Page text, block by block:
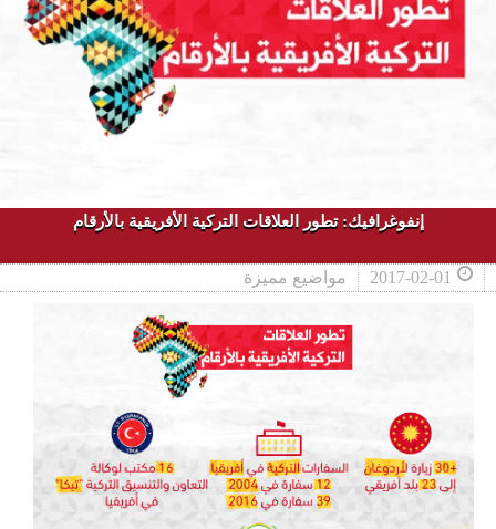
إنفوغرافيك: تطور العلاقات التركية الأفريقية بالأرقام
2017-02-01 مواضيع مميزة